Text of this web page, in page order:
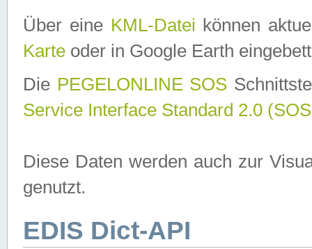
Über eine KML-Datei können
Karte oder in Google Earth
Die PEGELONLINE SOS
Service Interface Standard 2.0
Diese Daten werden auch zur
genutzt.
EDIS Dict-API